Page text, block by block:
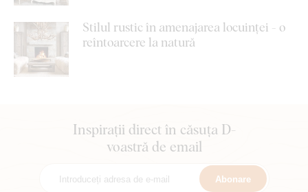
Stilul rustic în amenajarea locuinței - o
reîntoarcere la natură
Inspirații direct în căsuța D-
voastră de email
Abonare